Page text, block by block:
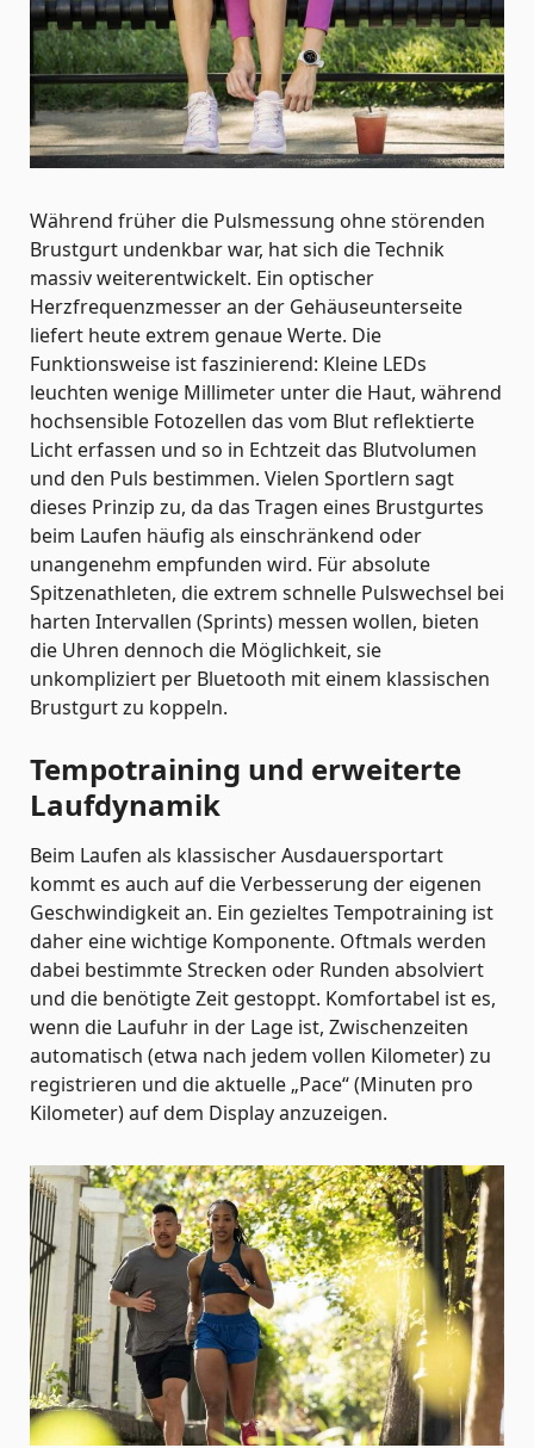
Während früher die Pulsmessung ohne störenden
Brustgurt undenkbar war, hat sich die Technik
massiv weiterentwickelt. Ein optischer
Herzfrequenzmesser an der Gehäuseunterseite
liefert heute extrem genaue Werte. Die
Funktionsweise ist faszinierend: Kleine LEDs
leuchten wenige Millimeter unter die Haut, während
hochsensible Fotozellen das vom Blut reflektierte
Licht erfassen und so in Echtzeit das Blutvolumen
und den Puls bestimmen. Vielen Sportlern sagt
dieses Prinzip zu, da das Tragen eines Brustgurtes
beim Laufen häufig als einschränkend oder
unangenehm empfunden wird. Für absolute
Spitzenathleten, die extrem schnelle Pulswechsel bei
harten Intervallen (Sprints) messen wollen, bieten
die Uhren dennoch die Möglichkeit, sie
unkompliziert per Bluetooth mit einem klassischen
Brustgurt zu koppeln.
Tempotraining und erweiterte
Laufdynamik
Beim Laufen als klassischer Ausdauersportart
kommt es auch auf die Verbesserung der eigenen
Geschwindigkeit an. Ein gezieltes Tempotraining ist
daher eine wichtige Komponente. Oftmals werden
dabei bestimmte Strecken oder Runden absolviert
und die benötigte Zeit gestoppt. Komfortabel ist es,
wenn die Laufuhr in der Lage ist, Zwischenzeiten
automatisch (etwa nach jedem vollen Kilometer) zu
registrieren und die aktuelle „Pace“ (Minuten pro
Kilometer) auf dem Display anzuzeigen.